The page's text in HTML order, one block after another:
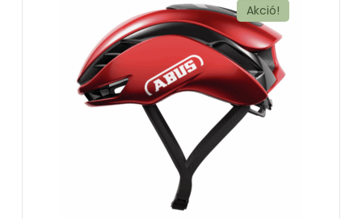
Akció!